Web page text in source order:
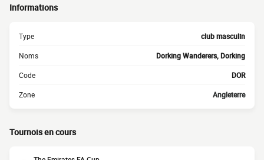
Informations
Type club masculin
Noms Dorking Wanderers, Dorking
Code DOR
Zone Angleterre
Tournois en cours